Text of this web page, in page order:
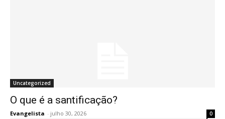
Uncategorized
O que é a santificação?
Evangelista - julho 30, 2026 0